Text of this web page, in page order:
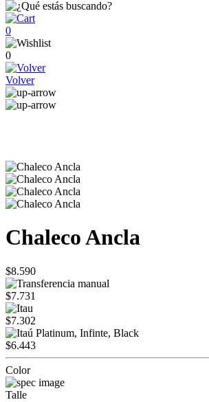
0
0
Volver
Chaleco Ancla
$8.590
$7.731
$7.302
$6.443
Color
Talle